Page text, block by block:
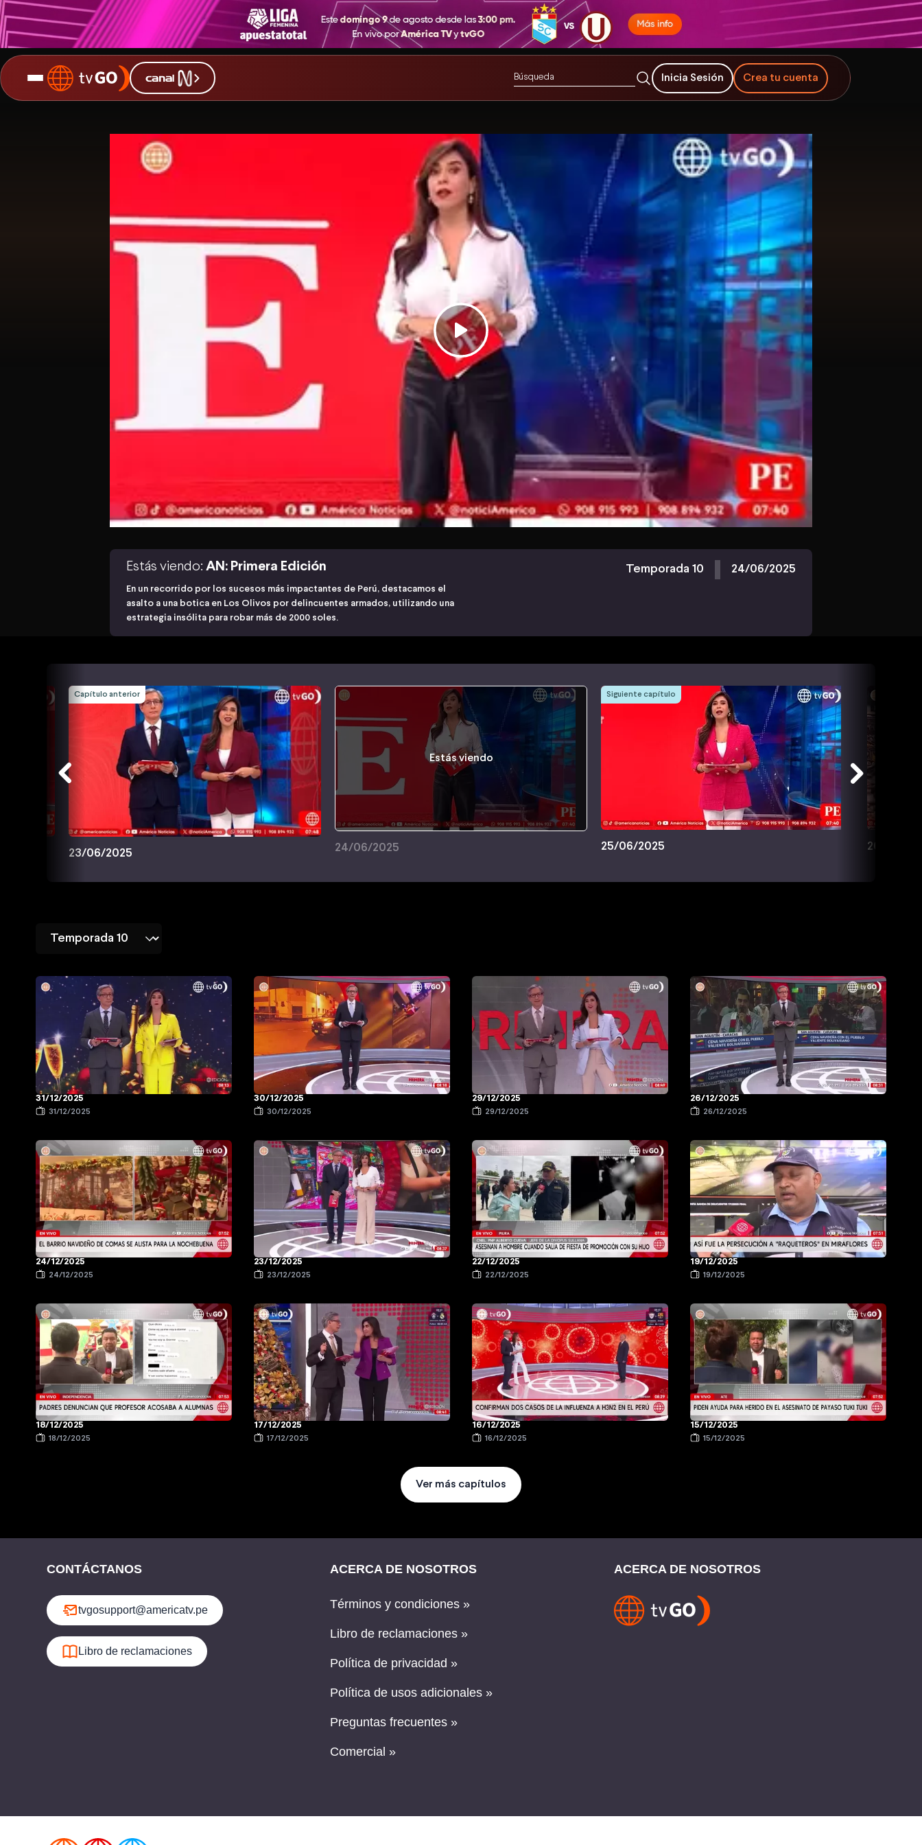
Inicia Sesión Crea tu cuenta
Estás viendo: AN: Primera Edición
En un recorrido por los sucesos más impactantes de Perú, destacamos el
asalto a una botica en Los Olivos por delincuentes armados, utilizando una
estrategia insólita para robar más de 2000 soles.
Temporada 10 24/06/2025
Capítulo anterior
23/06/2025
Estás viendo
24/06/2025
Siguiente capítulo
25/06/2025 26/06/
31/12/2025
31/12/2025
30/12/2025
30/12/2025
29/12/2025
29/12/2025
26/12/2025
26/12/2025
24/12/2025
24/12/2025
23/12/2025
23/12/2025
22/12/2025
22/12/2025
19/12/2025
19/12/2025
18/12/2025
18/12/2025
17/12/2025
17/12/2025
16/12/2025
16/12/2025
15/12/2025
15/12/2025
Ver más capítulos
CONTÁCTANOS
tvgosupport@americatv.pe
Libro de reclamaciones
ACERCA DE NOSOTROS
Términos y condiciones »
Libro de reclamaciones »
Política de privacidad »
Política de usos adicionales »
Preguntas frecuentes »
Comercial »
ACERCA DE NOSOTROS